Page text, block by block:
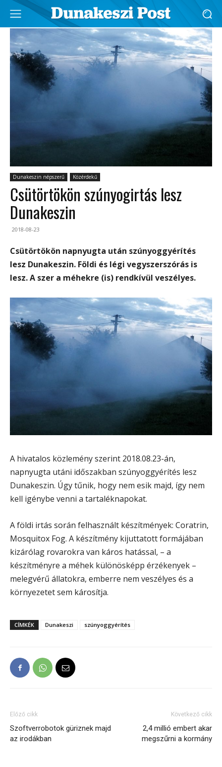
Dunakeszin népszerű Közérdekű
Csütörtökön szúnyogirtás lesz
Dunakeszin
2018-08-23
Csütörtökön napnyugta után szúnyoggyérítés
lesz Dunakeszin. Földi és légi vegyszerszórás is
lesz. A szer a méhekre (is) rendkívül veszélyes.
A hivatalos közlemény szerint 2018.08.23-án,
napnyugta utáni időszakban szúnyoggyérítés lesz
Dunakeszin. Úgy tűnik, hogy nem esik majd, így nem
kell igénybe venni a tartaléknapokat.
A földi irtás során felhasznált készítmények: Coratrin,
Mosquitox Fog. A készítmény kijuttatott formájában
kizárólag rovarokra van káros hatással, – a
készítményre a méhek különösképp érzékenyek –
melegvérű állatokra, emberre nem veszélyes és a
környezetet sem károsítja.
CÍMKÉK Dunakeszi szúnyoggyérítés
Előző cikk
Szoftverrobotok güriznek majd
az irodákban
Következő cikk
2,4 millió embert akar
megszűrni a kormány